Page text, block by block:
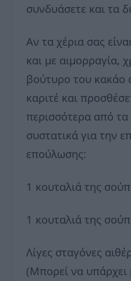
συνδυάσετε και τα
Αν τα χέρια σας
και με αιμορραγία,
βούτυρο του κακάο
καριτέ και
περισσότερα από
συστατικά για την
επούλωσης:
1 κουταλιά της
1 κουταλιά της
Λίγες σταγόνες
(Μπορεί να υπάρχει